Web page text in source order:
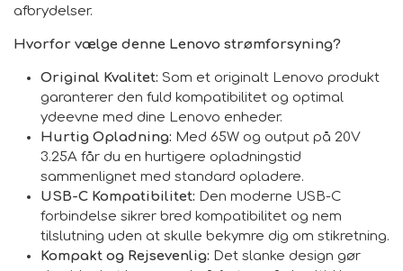
afbrydelser.
Hvorfor vælge denne Lenovo strømforsyning?
Original Kvalitet: Som et originalt Lenovo produkt
garanterer den fuld kompatibilitet og optimal
ydeevne med dine Lenovo enheder.
Hurtig Opladning: Med 65W og output på 20V
3.25A får du en hurtigere opladningstid
sammenlignet med standard opladere.
USB-C Kompatibilitet: Den moderne USB-C
forbindelse sikrer bred kompatibilitet og nem
tilslutning uden at skulle bekymre dig om stikretning.
Kompakt og Rejsevenlig: Det slanke design gør